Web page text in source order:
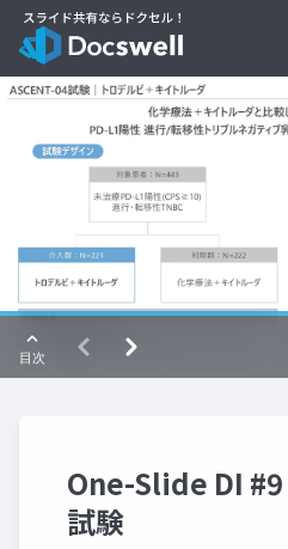
One-Slide DI #9
試験